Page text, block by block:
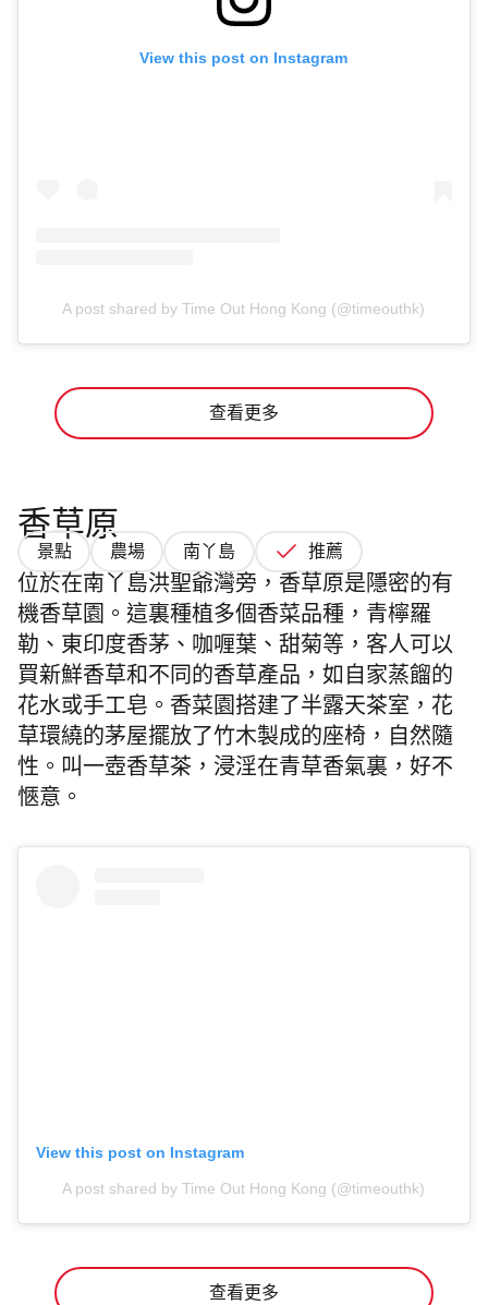
View this post on Instagram
A post shared by Time Out Hong Kong (@timeouthk)
查看更多
香草原
景點 農場 南丫島 推薦
位於在南丫島洪聖爺灣旁，香草原是隱密的有
機香草園。這裏種植多個香菜品種，青檸羅
勒、東印度香茅、咖喱葉、甜菊等，客人可以
買新鮮香草和不同的香草產品，如自家蒸餾的
花水或手工皂。香菜園搭建了半露天茶室，花
草環繞的茅屋擺放了竹木製成的座椅，自然隨
性。叫一壺香草茶，浸淫在青草香氣裏，好不
愜意。
View this post on Instagram
A post shared by Time Out Hong Kong (@timeouthk)
查看更多